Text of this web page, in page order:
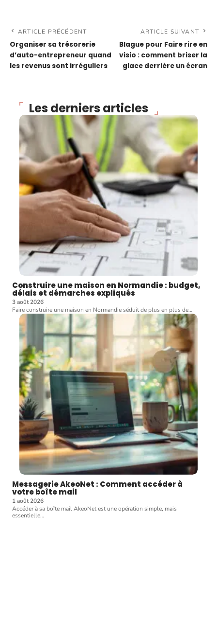
ARTICLE PRÉCÉDENT
Organiser sa trésorerie
d’auto-entrepreneur quand
les revenus sont irréguliers
ARTICLE SUIVANT
Blague pour Faire rire en
visio : comment briser la
glace derrière un écran
Les derniers articles
Construire une maison en Normandie : budget,
délais et démarches expliqués
3 août 2026
Faire construire une maison en Normandie séduit de plus en plus de…
Messagerie AkeoNet : Comment accéder à
votre boîte mail
1 août 2026
Accéder à sa boîte mail AkeoNet est une opération simple, mais
essentielle…